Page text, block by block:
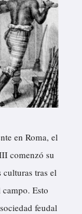
en Roma, el
comenzó su
culturas tras el
Esto
feudal